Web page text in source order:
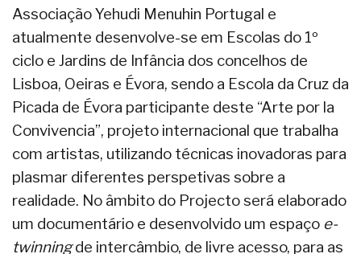
Associação Yehudi Menuhin Portugal e
atualmente desenvolve-se em Escolas do 1º
ciclo e Jardins de Infância dos concelhos de
Lisboa, Oeiras e Évora, sendo a Escola da Cruz da
Picada de Évora participante deste “Arte por la
Convivencia”, projeto internacional que trabalha
com artistas, utilizando técnicas inovadoras para
plasmar diferentes perspetivas sobre a
realidade. No âmbito do Projecto será elaborado
um documentário e desenvolvido um espaço e-
twinningde intercâmbio, de livre acesso, para as